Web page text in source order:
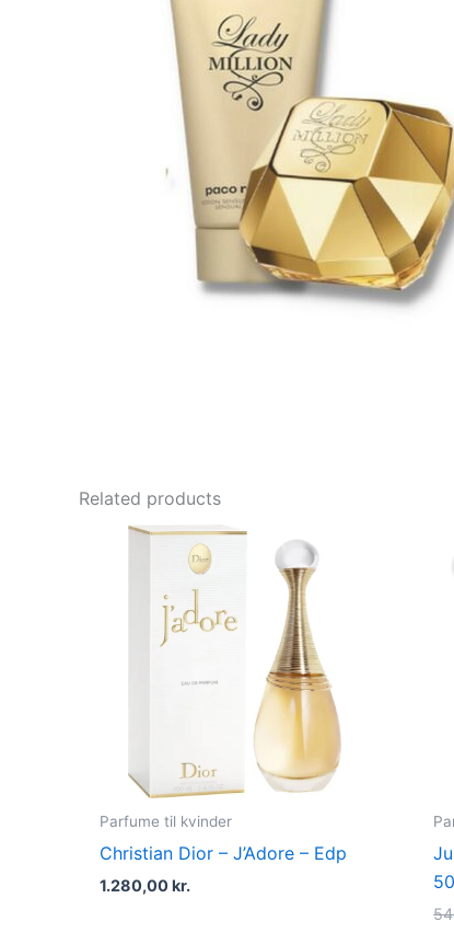
Related products
Parfume til kvinder
Christian Dior – J’Adore – Edp
1.280,00kr.